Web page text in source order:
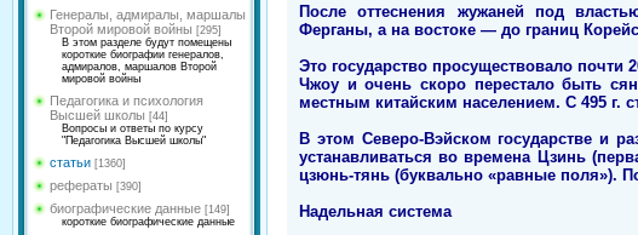
Генералы, адмиралы, маршалы
Второй мировой войны [295]
В этом разделе будут помещены
короткие биографии генералов,
адмиралов, маршалов Второй
мировой войны
Педагогика и психология
Высшей школы [44]
Вопросы и ответы по курсу
"Педагогика Высшей школы"
статьи [1360]
рефераты [390]
биографические данные [149]
короткие биографические данные
После оттеснения жужаней под
Ферганы, а на востоке — до границ
Это государство просуществовало почти
Чжоу и очень скоро перестало быть
местным китайским населением. С 495 г.
В этом Северо-Вэйском государстве и
устанавливаться во времена Цзинь
цзюнь-тянь (буквально «равные поля»).
Надельная система